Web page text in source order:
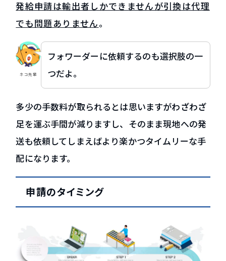
発給申請は輸出者しかできませんが引換は代理
でも問題ありません。
ネコ先輩
フォワーダーに依頼するのも選択肢の一
つだよ。
多少の手数料が取られるとは思いますがわざわざ
足を運ぶ手間が減りますし、そのまま現地への発
送も依頼してしまえばより楽かつタイムリーな手
配になります。
申請のタイミング